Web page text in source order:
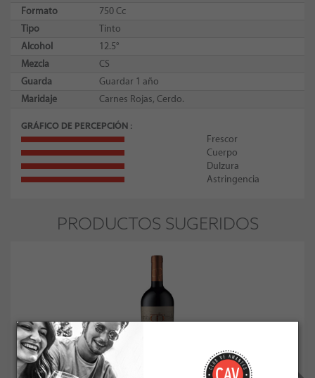
Formato
750 Cc
Tipo
Tinto
Alcohol
12.5°
Mezcla
CS
Guarda
Guardar 1 año
Maridaje
Carnes Rojas, Cerdo.
GRÁFICO DE PERCEPCIÓN
Frescor
Cuerpo
Dulzura
Astringencia
PRODUCTOS SUGERIDOS